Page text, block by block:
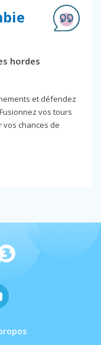
hordes
et défendez
vos tours
chances de